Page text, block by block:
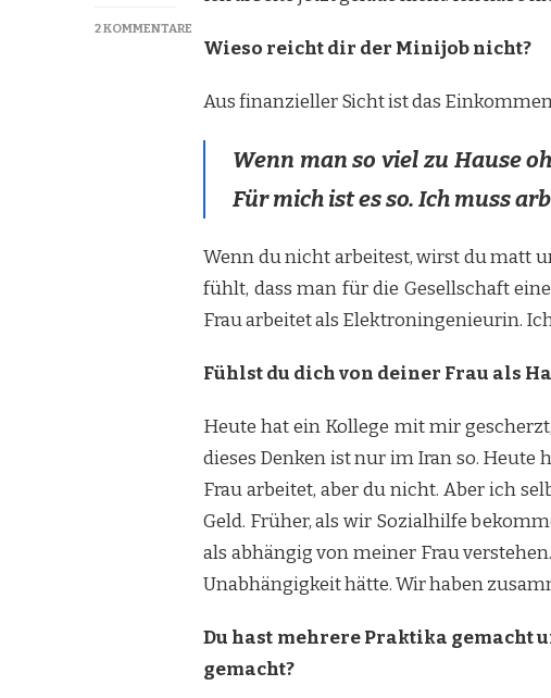
2 KOMMENTARE
Wieso reicht dir der Minijob nicht?
Aus finanzieller Sicht ist das
Wenn man so viel zu Hause
Für mich ist es so. Ich muss
Wenn du nicht arbeitest, wirst du matt
fühlt, dass man für die Gesellschaft
Frau arbeitet als Elektroningenieurin.
Fühlst du dich von deiner Frau als
Heute hat ein Kollege mit mir
dieses Denken ist nur im Iran so. Heute
Frau arbeitet, aber du nicht. Aber ich
Geld. Früher, als wir Sozialhilfe
als abhängig von meiner Frau
Unabhängigkeit hätte. Wir haben
Du hast mehrere Praktika gemacht
gemacht?